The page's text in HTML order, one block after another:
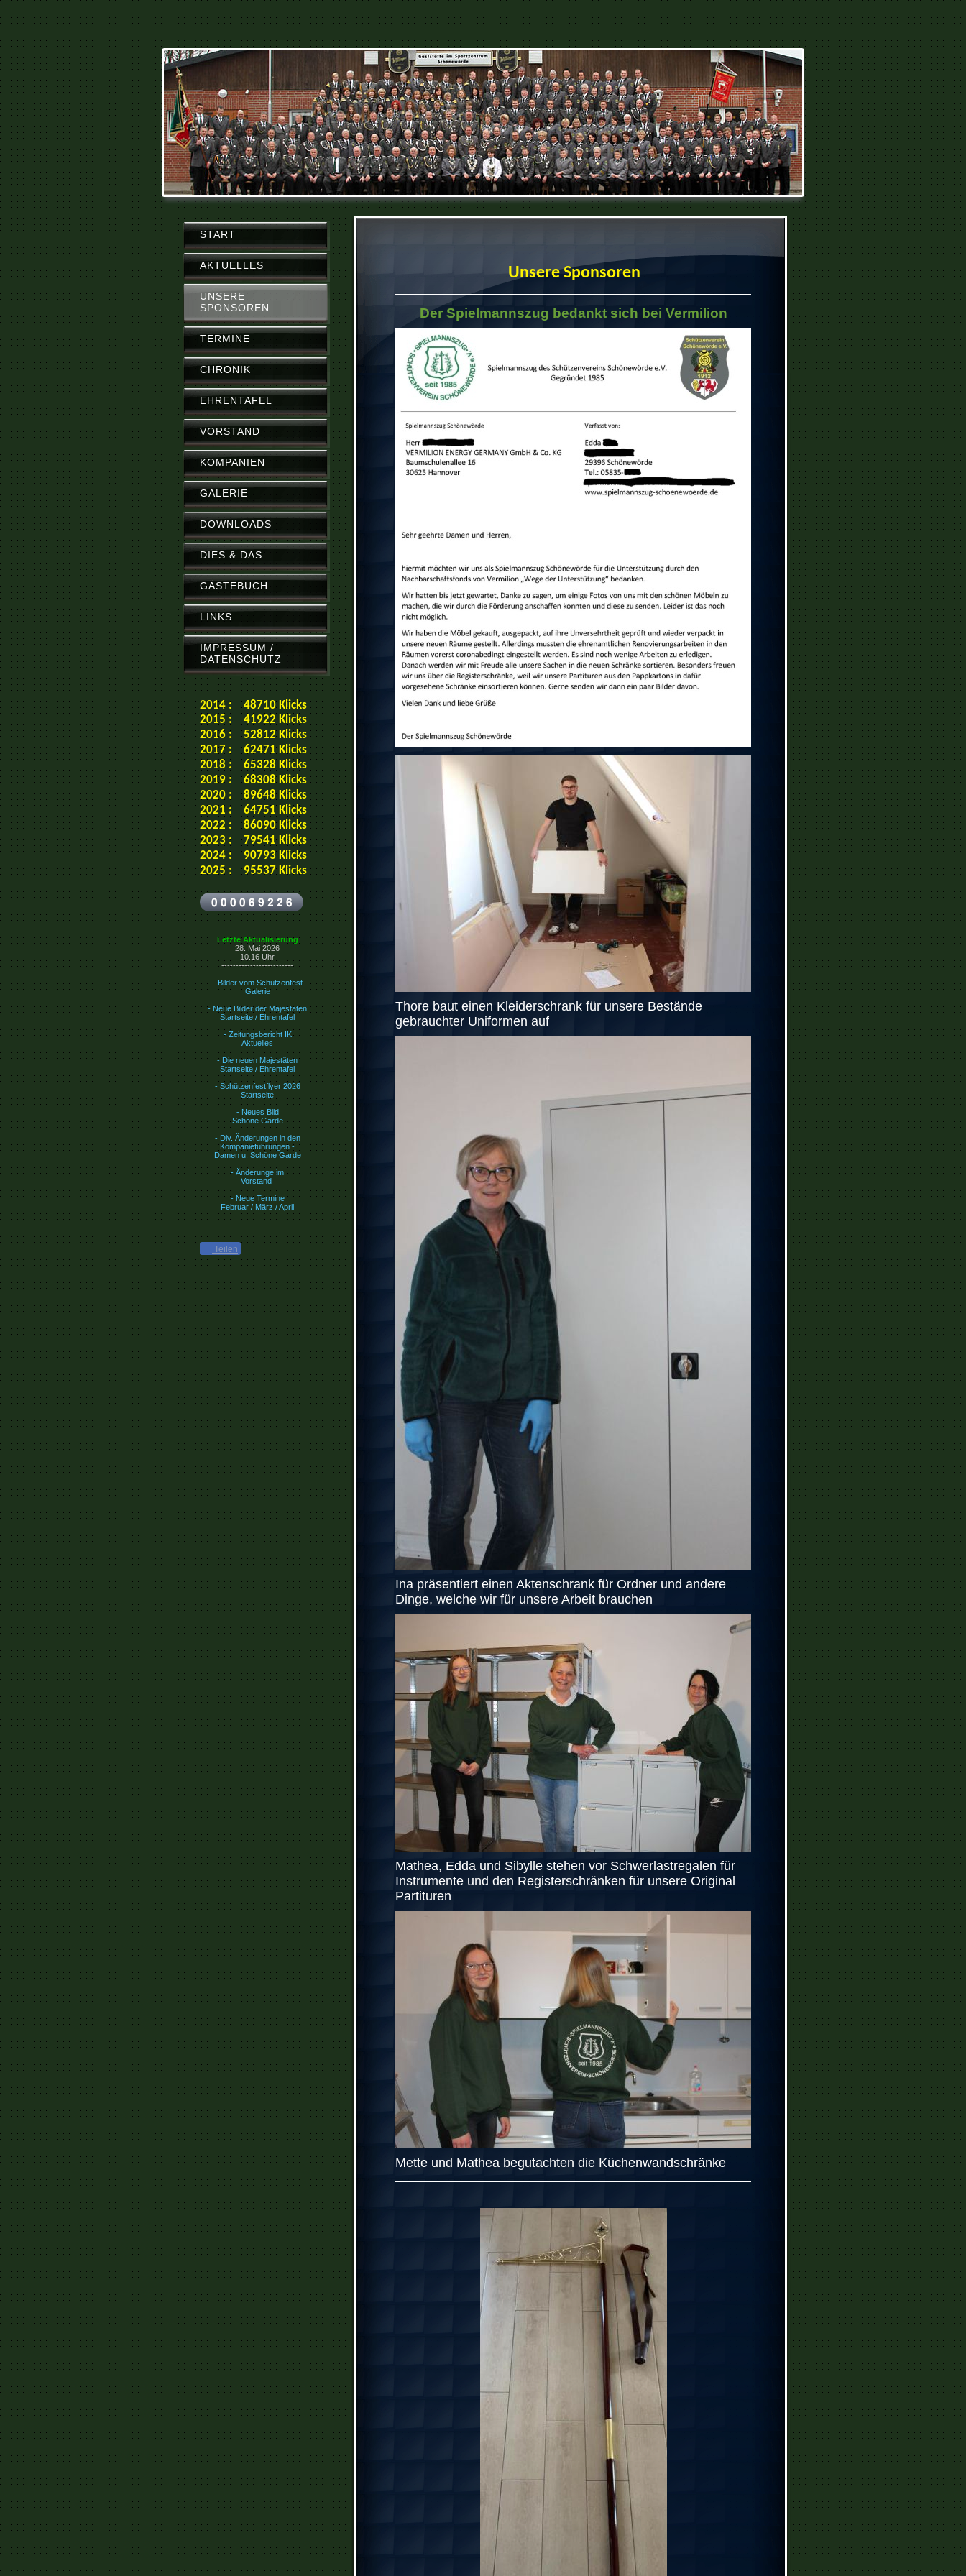
Unsere Sponsoren
Der Spielmannszug bedankt sich bei Vermilion
Thore baut einen Kleiderschrank für unsere Bestände
gebrauchter Uniformen auf
Ina präsentiert einen Aktenschrank für Ordner und andere
Dinge, welche wir für unsere Arbeit brauchen
Mathea, Edda und Sibylle stehen vor Schwerlastregalen für
Instrumente und den Registerschränken für unsere Original
Partituren
Mette und Mathea begutachten die Küchenwandschränke
START
AKTUELLES
UNSERE
SPONSOREN
TERMINE
CHRONIK
EHRENTAFEL
VORSTAND
KOMPANIEN
GALERIE
DOWNLOADS
DIES & DAS
GÄSTEBUCH
LINKS
IMPRESSUM /
DATENSCHUTZ
2014 : 48710 Klicks
2015 : 41922 Klicks
2016 : 52812 Klicks
2017 : 62471 Klicks
2018 : 65328 Klicks
2019 : 68308 Klicks
2020 : 89648 Klicks
2021 : 64751 Klicks
2022 : 86090 Klicks
2023 : 79541 Klicks
2024 : 90793 Klicks
2025 : 95537 Klicks
Letzte Aktualisierung
28. Mai 2026
10.16 Uhr
-------------------------
- Bilder vom Schützenfest
Galerie
- Neue Bilder der Majestäten
Startseite / Ehrentafel
- Zeitungsbericht IK
Aktuelles
- Die neuen Majestäten
Startseite / Ehrentafel
- Schützenfestflyer 2026
Startseite
- Neues Bild
Schöne Garde
- Div. Änderungen in den
Kompanieführungen -
Damen u. Schöne Garde
- Änderunge im
Vorstand
- Neue Termine
Februar / März / April
Teilen